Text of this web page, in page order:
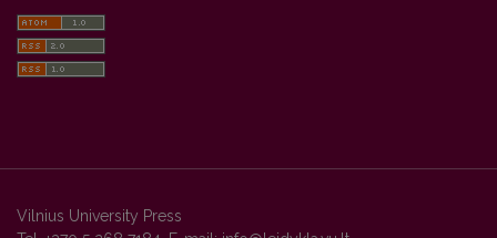
Vilnius University Press